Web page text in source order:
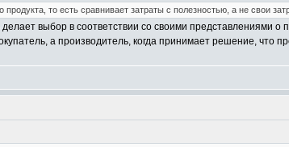
то есть сравнивает затраты с полезностью, а не свои
выбор в соответствии со своими представлениями о
а производитель, когда принимает решение, что